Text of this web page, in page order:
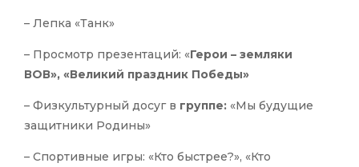
– Лепка «Танк»
– Просмотр презентаций: «Герои – земляки
ВОВ», «Великий праздник Победы»
– Физкультурный досуг в группе: «Мы будущие
защитники Родины»
– Спортивные игры: «Кто быстрее?», «Кто